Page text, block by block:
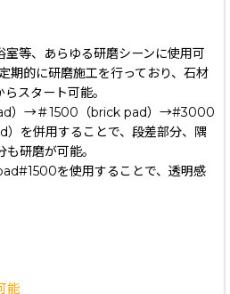
等、あらゆる研磨シーンに使用可
期的に研磨施工を行っており、石材
スタート可能。
）→＃1500（brick pad）→#3000
を併用することで、段差部分、隅
研磨が可能。
を使用することで、透明感
能